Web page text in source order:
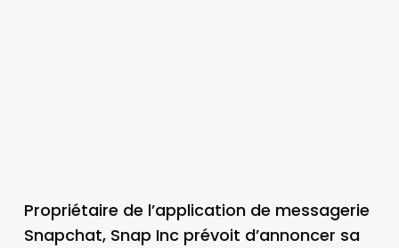
Propriétaire de l’application de messagerie
Snapchat, Snap Inc prévoit d’annoncer sa